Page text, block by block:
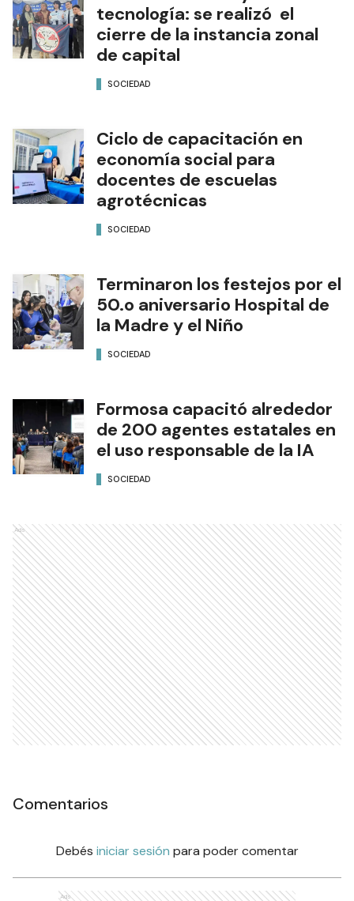
tecnología: se realizó el
cierre de la instancia zonal
de capital
SOCIEDAD
Ciclo de capacitación en
economía social para
docentes de escuelas
agrotécnicas
SOCIEDAD
Terminaron los festejos por el
50.o aniversario Hospital de
la Madre y el Niño
SOCIEDAD
Formosa capacitó alrededor
de 200 agentes estatales en
el uso responsable de la IA
SOCIEDAD
Ads
Comentarios
Debés iniciar sesión para poder comentar
Ads